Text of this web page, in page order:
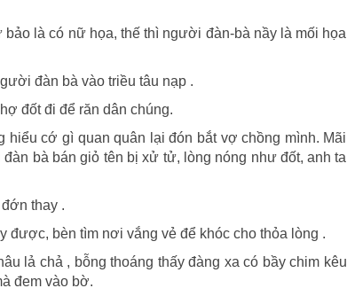
là có nữ họa, thế thì người đàn-bà nầy là mối họa
đàn bà vào triều tâu nạp .
đốt đi để răn dân chúng.
cớ gì quan quân lại đón bắt vợ chồng mình. Mãi
bà bán giỏ tên bị xử tử, lòng nóng như đốt, anh ta
thay .
được, bèn tìm nơi vắng vẻ để khóc cho thỏa lòng .
lả chả , bỗng thoáng thấy đàng xa có bầy chim kêu
đem vào bờ.